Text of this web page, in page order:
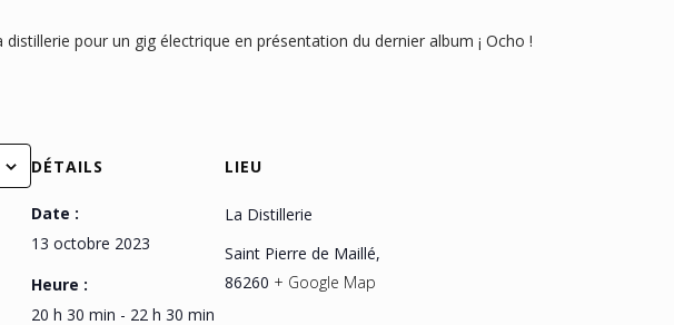
pour un gig électrique en présentation du dernier album ¡ Ocho !
DÉTAILS
Date :
13 octobre 2023
Heure :
20 h 30 min - 22 h 30 min
LIEU
La Distillerie
Saint Pierre de Maillé,
86260 + Google Map